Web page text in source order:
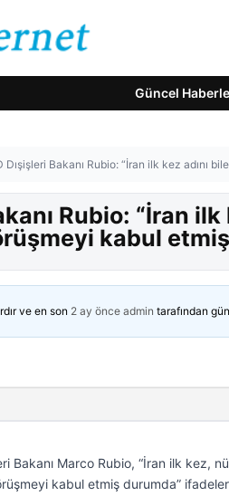
Güncel
Dışişleri Bakanı Rubio: “İran ilk kez adını
Rubio: “İran
kabul
ve en son 2 ay önce admin tarafından
Bakanı Marco Rubio, “İran ilk kez,
kabul etmiş durumda”